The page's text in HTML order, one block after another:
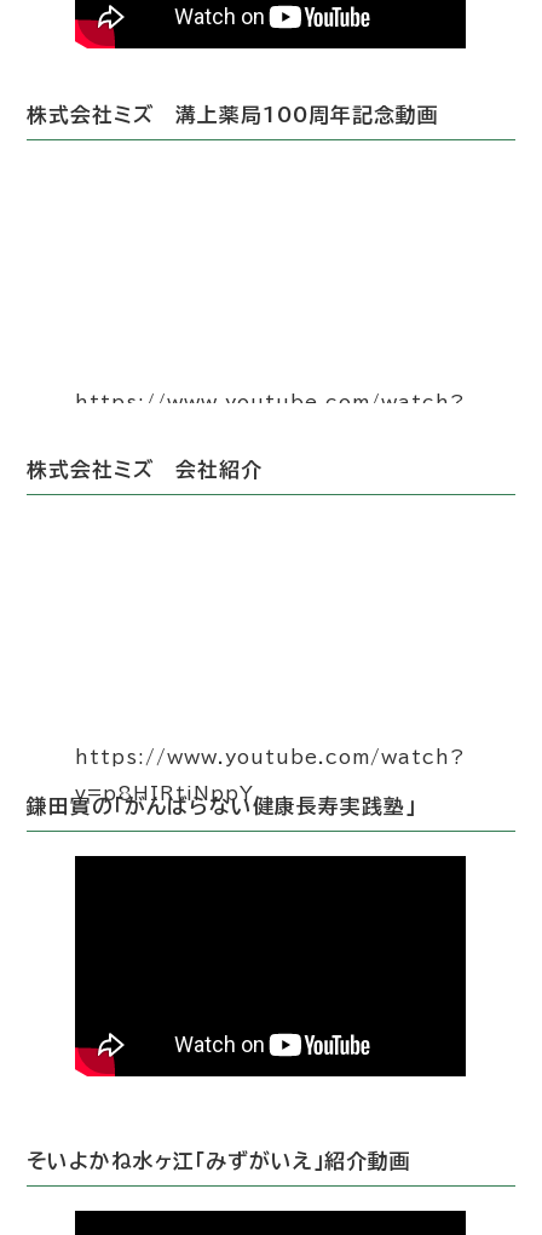
株式会社ミズ 溝上薬局100周年記念動画
https://www.youtube.com/watch?
株式会社ミズ 会社紹介
https://www.youtube.com/watch?
v=p8HIRtiNppY
鎌田實の「がんばらない健康長寿実践塾」
そいよかね水ヶ江「みずがいえ」紹介動画